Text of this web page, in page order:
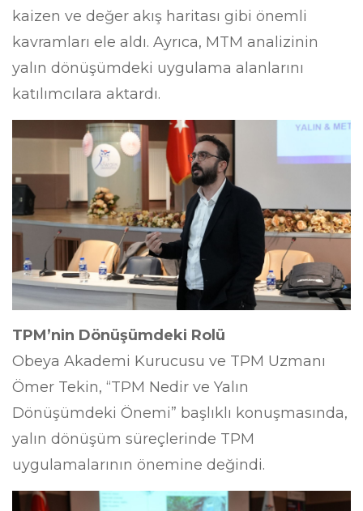
kaizen ve değer akış haritası gibi önemli
kavramları ele aldı. Ayrıca, MTM analizinin
yalın dönüşümdeki uygulama alanlarını
katılımcılara aktardı.
TPM’nin Dönüşümdeki Rolü
Obeya Akademi Kurucusu ve TPM Uzmanı
Ömer Tekin, “TPM Nedir ve Yalın
Dönüşümdeki Önemi” başlıklı konuşmasında,
yalın dönüşüm süreçlerinde TPM
uygulamalarının önemine değindi.